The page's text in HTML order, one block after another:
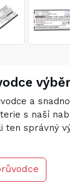
a
s naší
ten správný